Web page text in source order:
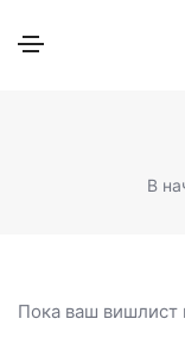
В
Пока ваш вишлист